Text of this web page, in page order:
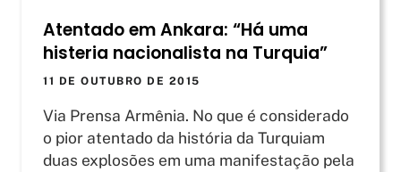
Atentado em Ankara: “Há uma
histeria nacionalista na Turquia”
11 DE OUTUBRO DE 2015
Via Prensa Armênia. No que é considerado
o pior atentado da história da Turquiam
duas explosões em uma manifestação pela